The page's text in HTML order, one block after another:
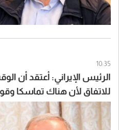
10:35
الرئيس الإيراني: أعتقد أن
للاتفاق لأن هناك تماسكا